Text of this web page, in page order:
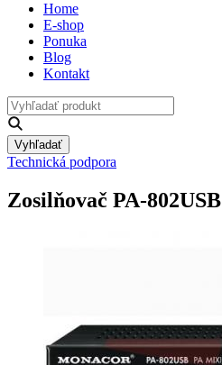
Home
E-shop
Ponuka
Blog
Kontakt
Vyhľadať
Technická podpora
Zosilňovač PA-802USB